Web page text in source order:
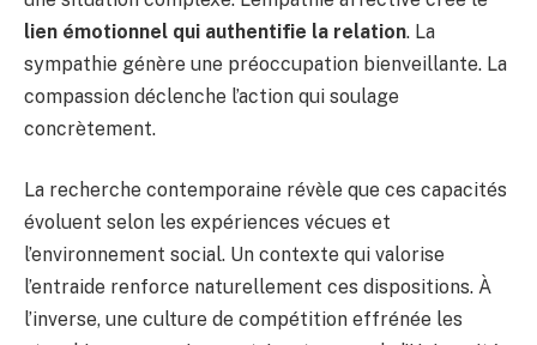
lien émotionnel qui authentifie la relation. La
sympathie génère une préoccupation bienveillante. La
compassion déclenche l’action qui soulage
concrètement.
La recherche contemporaine révèle que ces capacités
évoluent selon les expériences vécues et
l’environnement social. Un contexte qui valorise
l’entraide renforce naturellement ces dispositions. À
l’inverse, une culture de compétition effrénée les